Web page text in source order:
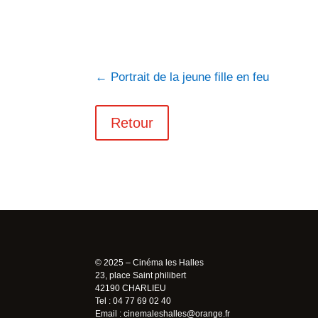
← Portrait de la jeune fille en feu
Retour
© 2025 – Cinéma les Halles
23, place Saint philibert
42190 CHARLIEU
Tel : 04 77 69 02 40
Email :cinemaleshalles@orange.fr